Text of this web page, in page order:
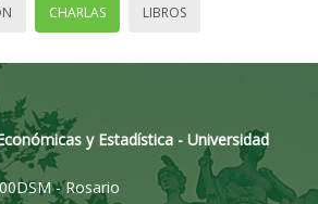
CHARLAS LIBROS
y Estadística - Universidad
- Rosario